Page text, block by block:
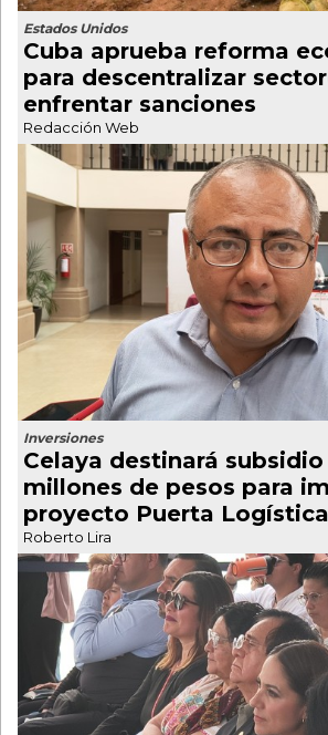
Estados Unidos
Cuba aprueba reforma
para descentralizar
enfrentar sanciones
Redacción Web
Inversiones
Celaya destinará
millones de pesos para
proyecto Puerta
Roberto Lira